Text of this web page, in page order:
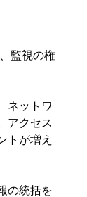
監視の権
ネットワ
アクセス
トが増え
の統括を